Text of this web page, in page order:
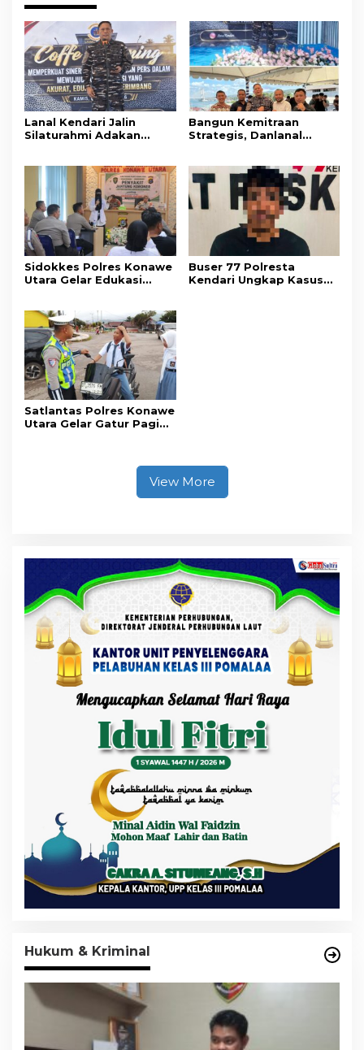
Lanal Kendari Jalin
Silaturahmi Adakan
Bangun Kemitraan
Strategis, Danlanal
Objektif dan Berimbang
Sidokkes Polres Konawe
Utara Gelar Edukasi
Kesadaran Personel
akan Pentingnya Hidup
Sehat
Buser 77 Polresta
Kendari Ungkap Kasus
Satlantas Polres Konawe
Utara Gelar Gatur Pagi
Lantas dan Pelayanan
View More
Hukum & Kriminal